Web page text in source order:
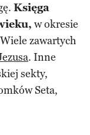
Księga
w okresie
zawartych
. Inne
sekty,
Seta,